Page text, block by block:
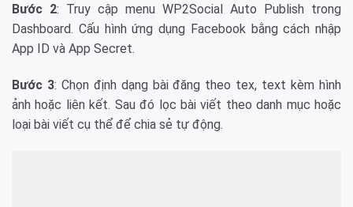
Bước 2: Truy cập menu WP2Social Auto Publish trong
Dashboard. Cấu hình ứng dụng Facebook bằng cách nhập
App ID và App Secret.
Bước 3: Chọn định dạng bài đăng theo tex, text kèm hình
ảnh hoặc liên kết. Sau đó lọc bài viết theo danh mục hoặc
loại bài viết cụ thể để chia sẻ tự động.